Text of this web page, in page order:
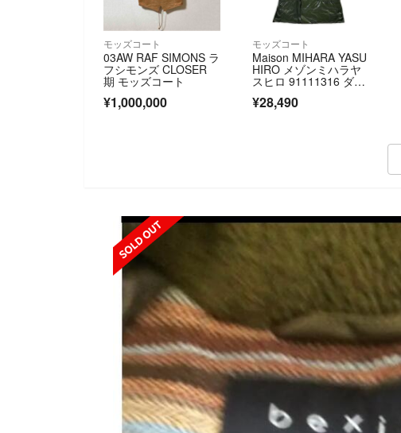
モッズコート
03AW RAF SIMONS ラ
フシモンズ CLOSER
期 モッズコート
¥1,000,000
モッズコート
Maison MIHARA YASU
HIRO メゾンミハラヤ
スヒロ 91111316 ダー
クグリーン ダブルブレ
スト ダウンコート 44
¥28,490
SOLD OUT